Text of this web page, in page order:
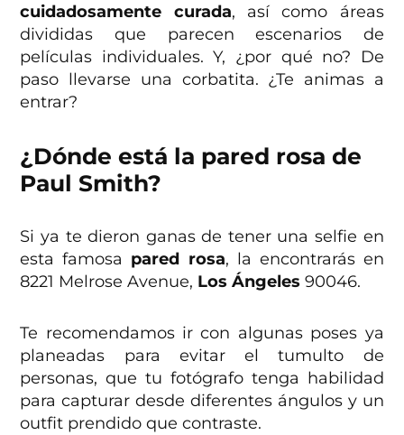
cuidadosamente curada, así como áreas
divididas que parecen escenarios de
películas individuales. Y, ¿por qué no? De
paso llevarse una corbatita. ¿Te animas a
entrar?
¿Dónde está la pared rosa de
Paul Smith?
Si ya te dieron ganas de tener una selfie en
esta famosa pared rosa, la encontrarás en
8221 Melrose Avenue, Los Ángeles 90046.
Te recomendamos ir con algunas poses ya
planeadas para evitar el tumulto de
personas, que tu fotógrafo tenga habilidad
para capturar desde diferentes ángulos y un
outfit prendido que contraste.